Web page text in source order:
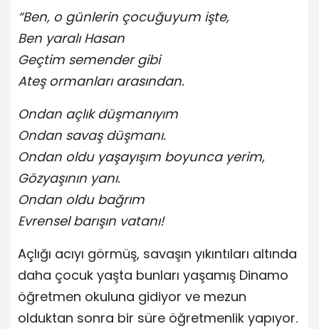
“Ben, o günlerin çocuğuyum işte,
Ben yaralı Hasan
Geçtim semender gibi
Ateş ormanları arasından.
Ondan açlık düşmanıyım
Ondan savaş düşmanı.
Ondan oldu yaşayışım boyunca yerim,
Gözyaşının yanı.
Ondan oldu bağrım
Evrensel barışın vatanı!
Açlığı acıyı görmüş, savaşın yıkıntıları altında
daha çocuk yaşta bunları yaşamış Dinamo
öğretmen okuluna gidiyor ve mezun
olduktan sonra bir süre öğretmenlik yapıyor.